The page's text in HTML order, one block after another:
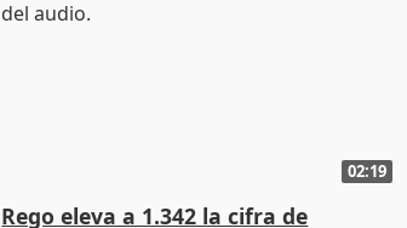
02:19
Rego eleva a 1.342 la cifra de